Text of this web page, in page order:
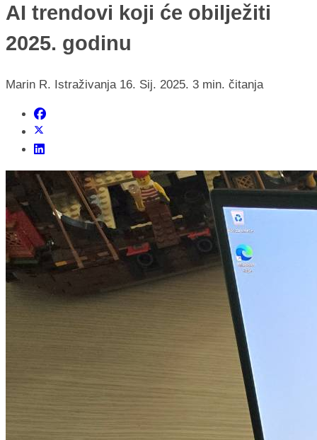
AI trendovi koji će obilježiti
2025. godinu
Marin R. Istraživanja 16. Sij. 2025. 3 min. čitanja